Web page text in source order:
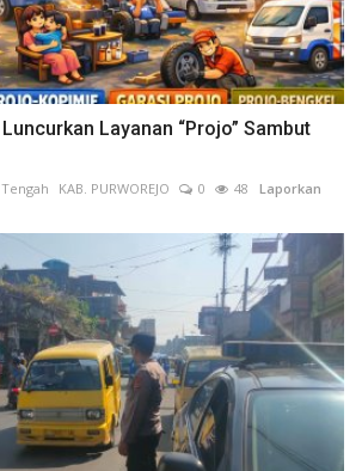
Layanan “Projo” Sambut
Tengah KAB. PURWOREJO 0 48 Laporkan